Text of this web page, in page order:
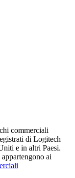
commerciali
di Logitech
e in altri Paesi.
ai